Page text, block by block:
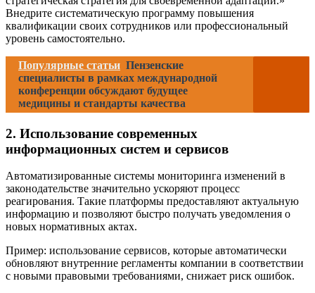
Внедрите систематическую программу повышения
квалификации своих сотрудников или профессиональный
уровень самостоятельно.
Популярные статьи Пензенские
специалисты в рамках международной
конференции обсуждают будущее
медицины и стандарты качества
2. Использование современных
информационных систем и сервисов
Автоматизированные системы мониторинга изменений в
законодательстве значительно ускоряют процесс
реагирования. Такие платформы предоставляют актуальную
информацию и позволяют быстро получать уведомления о
новых нормативных актах.
Пример: использование сервисов, которые автоматически
обновляют внутренние регламенты компании в соответствии
с новыми правовыми требованиями, снижает риск ошибок.